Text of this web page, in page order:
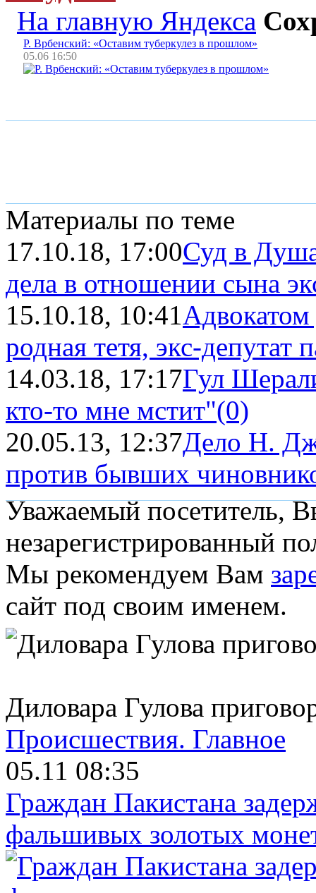
На главную Яндекса
Р. Врбенский: «Оставим туберкулез в прошлом»
05.06 16:50
Материалы по теме
17.10.18, 17:00Суд в
дела в отношении сына
15.10.18, 10:41Адвокатом
родная тетя, экс-депутат
14.03.18, 17:17Гул
кто-то мне мстит"(0)
20.05.13, 12:37Дело Н.
против бывших
Уважаемый посетитель,
незарегистрированный
Мы рекомендуем Вам
сайт под своим именем.
Диловара Гулова
Происшествия. Главное
05.11 08:35
Граждан Пакистана
фальшивых золотых